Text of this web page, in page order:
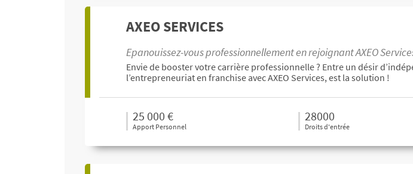
AXEO SERVICES
Epanouissez-vous professionnellement en rejoignant AXEO
Envie de booster votre carrière professionnelle ? Entre un désir
l’entrepreneuriat en franchise avec AXEO Services, est la solution !
25 000 €
Apport Personnel
28000
Droits d'entrée